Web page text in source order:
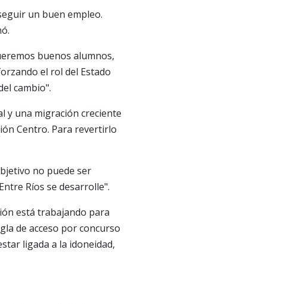
un buen empleo.
buenos alumnos,
el rol del Estado
cambio".
y una migración creciente
Centro. Para revertirlo
no puede ser
Ríos se desarrolle".
está trabajando para
de acceso por concurso
ligada a la idoneidad,